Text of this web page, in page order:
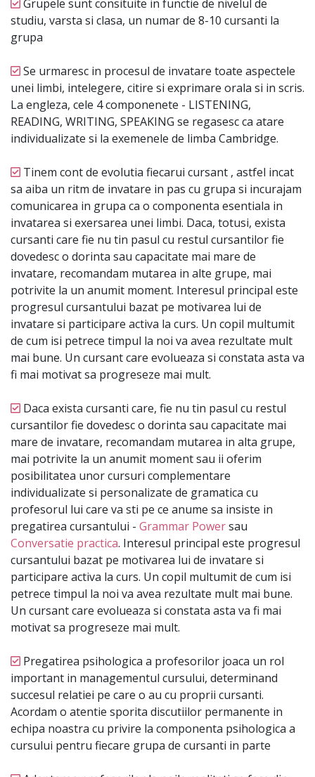
Grupele sunt consituite in functie de nivelul de
studiu, varsta si clasa, un numar de 8-10 cursanti la
grupa
Se urmaresc in procesul de invatare toate aspectele
unei limbi, intelegere, citire si exprimare orala si in scris.
La engleza, cele 4 componenete - LISTENING,
READING, WRITING, SPEAKING se regasesc ca atare
individualizate si la exemenele de limba Cambridge.
Tinem cont de evolutia fiecarui cursant , astfel incat
sa aiba un ritm de invatare in pas cu grupa si incurajam
comunicarea in grupa ca o componenta esentiala in
invatarea si exersarea unei limbi. Daca, totusi, exista
cursanti care fie nu tin pasul cu restul cursantilor fie
dovedesc o dorinta sau capacitate mai mare de
invatare, recomandam mutarea in alte grupe, mai
potrivite la un anumit moment. Interesul principal este
progresul cursantului bazat pe motivarea lui de
invatare si participare activa la curs. Un copil multumit
de cum isi petrece timpul la noi va avea rezultate mult
mai bune. Un cursant care evolueaza si constata asta va
fi mai motivat sa progreseze mai mult.
Daca exista cursanti care, fie nu tin pasul cu restul
cursantilor fie dovedesc o dorinta sau capacitate mai
mare de invatare, recomandam mutarea in alta grupe,
mai potrivite la un anumit moment sau ii oferim
posibilitatea unor cursuri complementare
individualizate si personalizate de gramatica cu
profesorul lui care va sti pe ce anume sa insiste in
pregatirea cursantului - Grammar Powersau
Conversatie practica. Interesul principal este progresul
cursantului bazat pe motivarea lui de invatare si
participare activa la curs. Un copil multumit de cum isi
petrece timpul la noi va avea rezultate mult mai bune.
Un cursant care evolueaza si constata asta va fi mai
motivat sa progreseze mai mult.
Pregatirea psihologica a profesorilor joaca un rol
important in managementul cursului, determinand
succesul relatiei pe care o au cu proprii cursanti.
Acordam o atentie sporita discutiilor permanente in
echipa noastra cu privire la componenta psihologica a
cursului pentru fiecare grupa de cursanti in parte